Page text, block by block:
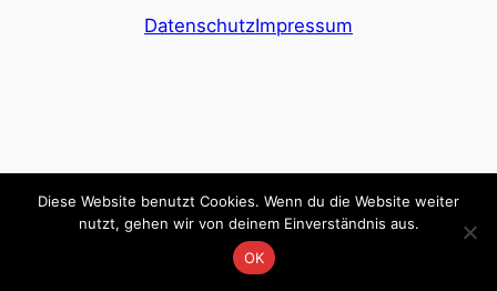
DatenschutzImpressum
Diese Website benutzt Cookies. Wenn du die Website weiter
nutzt, gehen wir von deinem Einverständnis aus.
OK